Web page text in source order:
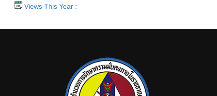
Views This Year :